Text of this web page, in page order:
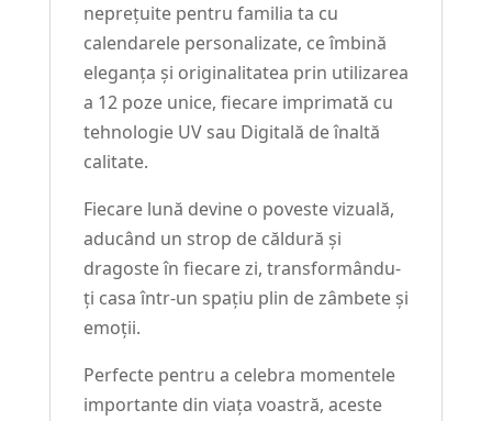
neprețuite pentru familia ta cu
calendarele personalizate, ce îmbină
eleganța și originalitatea prin utilizarea
a 12 poze unice, fiecare imprimată cu
tehnologie UV sau Digitală de înaltă
calitate.
Fiecare lună devine o poveste vizuală,
aducând un strop de căldură și
dragoste în fiecare zi, transformându-
ți casa într-un spațiu plin de zâmbete și
emoții.
Perfecte pentru a celebra momentele
importante din viața voastră, aceste